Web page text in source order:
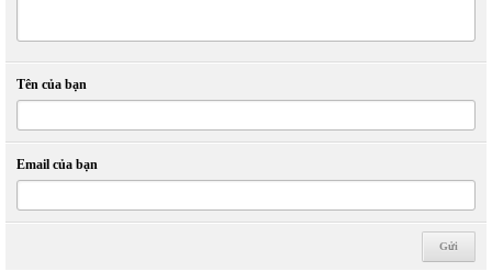
Tên của bạn
Email của bạn